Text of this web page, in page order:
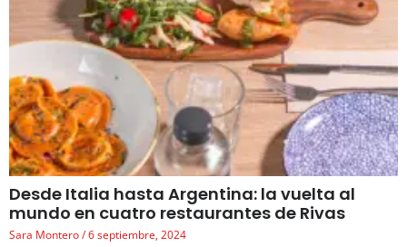
Desde Italia hasta Argentina: la vuelta al
mundo en cuatro restaurantes de Rivas
Sara Montero 6 septiembre, 2024